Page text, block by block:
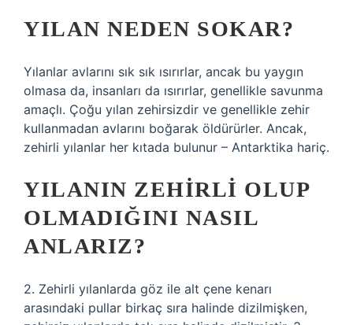
YILAN NEDEN SOKAR?
Yılanlar avlarını sık sık ısırırlar, ancak bu yaygın
olmasa da, insanları da ısırırlar, genellikle savunma
amaçlı. Çoğu yılan zehirsizdir ve genellikle zehir
kullanmadan avlarını boğarak öldürürler. Ancak,
zehirli yılanlar her kıtada bulunur – Antarktika hariç.
YILANIN ZEHIRLI OLUP
OLMADIĞINI NASIL
ANLARIZ?
2. Zehirli yılanlarda göz ile alt çene kenarı
arasındaki pullar birkaç sıra halinde dizilmişken,